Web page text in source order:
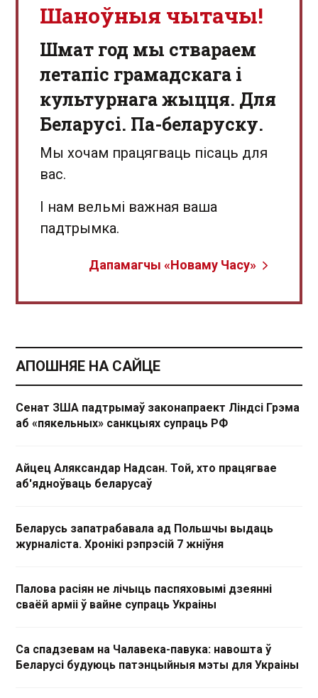
Шаноўныя чытачы!
Шмат год мы ствараем
летапіс грамадскага і
культурнага жыцця. Для
Беларусі. Па-беларуску.
Мы хочам працягваць пісаць для
вас.
І нам вельмі важная ваша
падтрымка.
Дапамагчы «Новаму Часу»
АПОШНЯЕ НА САЙЦЕ
Сенат ЗША падтрымаў законапраект Ліндсі Грэма
аб «пякельных» санкцыях супраць РФ
Айцец Аляксандар Надсан. Той, хто працягвае
аб'ядноўваць беларусаў
Беларусь запатрабавала ад Польшчы выдаць
журналіста. Хронікі рэпрэсій 7 жніўня
Палова расіян не лічыць паспяховымі дзеянні
сваёй арміі ў вайне супраць Украіны
Са спадзевам на Чалавека-павука: навошта ў
Беларусі будуюць патэнцыйныя мэты для Украіны